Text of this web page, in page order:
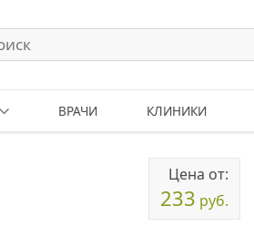
ВРАЧИ КЛИНИКИ
Цена от:
233 руб.